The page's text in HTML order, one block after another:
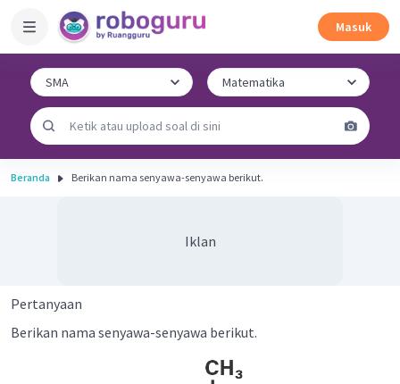
Masuk
Beranda Berikan nama senyawa-senyawa berikut.
Iklan
Pertanyaan
Berikan nama senyawa-senyawa berikut.